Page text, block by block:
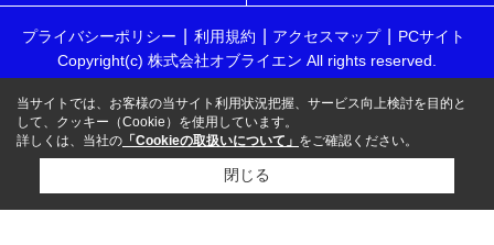
プライバシーポリシー 利用規約 アクセスマップ
PCサイト
Copyright(c) 株式会社オブライエン All rights reserved.
当サイトでは、お客様の当サイト利用状況把握、サービス向上検討を目的と
して、クッキー（Cookie）を使用しています。
詳しくは、当社の 「Cookieの取扱いについて」 をご確認ください。
閉じる